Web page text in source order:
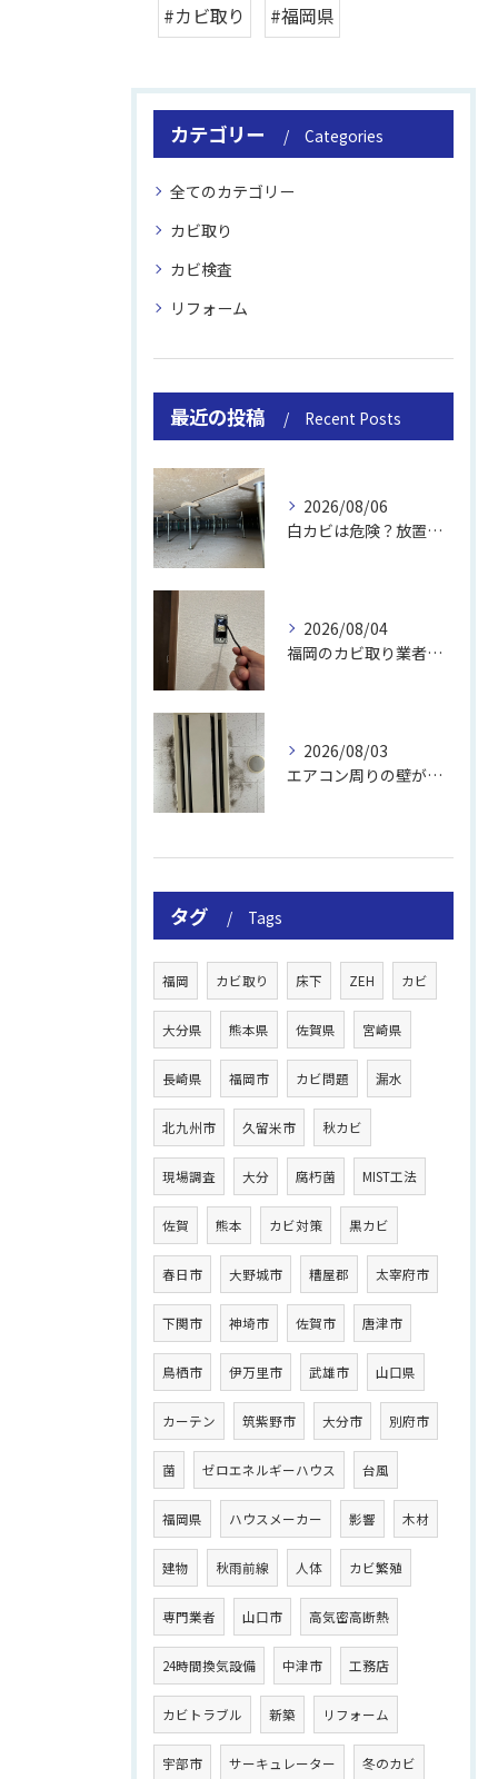
#カビ取り #福岡県
カテゴリー Categories
全てのカテゴリー
カビ取り
カビ検査
リフォーム
最近の投稿 Recent Posts
2026/08/06
白カビは危険？放置のリスクと取り方
2026/08/04
福岡のカビ取り業者おすすめの選び方と費用
2026/08/03
エアコン周りの壁が結露しやすい理由
タグ Tags
福岡 カビ取り 床下 ZEH カビ
大分県 熊本県 佐賀県 宮崎県
長崎県 福岡市 カビ問題 漏水
北九州市 久留米市 秋カビ
現場調査 大分 腐朽菌 MIST工法
佐賀 熊本 カビ対策 黒カビ
春日市 大野城市 糟屋郡 太宰府市
下関市 神埼市 佐賀市 唐津市
鳥栖市 伊万里市 武雄市 山口県
カーテン 筑紫野市 大分市 別府市
菌 ゼロエネルギーハウス 台風
福岡県 ハウスメーカー 影響 木材
建物 秋雨前線 人体 カビ繁殖
専門業者 山口市 高気密高断熱
24時間換気設備 中津市 工務店
カビトラブル 新築 リフォーム
宇部市 サーキュレーター 冬のカビ